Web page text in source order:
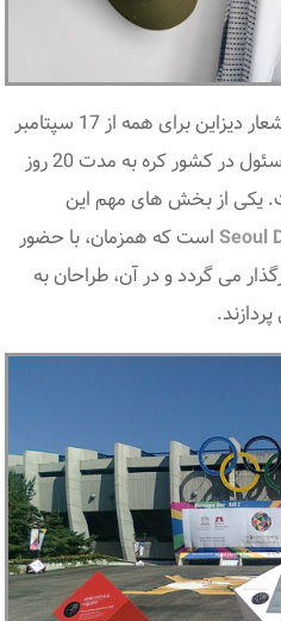
با شعار دیزاین برای همه از 17 سپتامبر
2010 در ورزشگاه Jamsil شهر سئول در کشور کره به مدت 20 روز
شده است. یکی از بخش های مهم این
Seoulاست که همزمان، با حضور
می گردد و در آن، طراحان به